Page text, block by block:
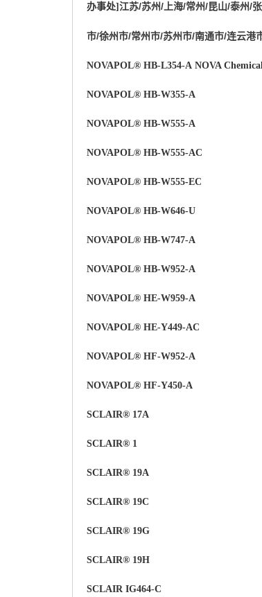
办事处] 江苏/苏州/上海/常州/昆山/泰州/
市/徐州市/常州市/苏州市/南通市/连云港
NOVAPOL® HB-L354-A NOVA
NOVAPOL® HB-W355-A
NOVAPOL® HB-W555-A
NOVAPOL® HB-W555-AC
NOVAPOL® HB-W555-EC
NOVAPOL® HB-W646-U
NOVAPOL® HB-W747-A
NOVAPOL® HB-W952-A
NOVAPOL® HE-W959-A
NOVAPOL® HE-Y449-AC
NOVAPOL® HF-W952-A
NOVAPOL® HF-Y450-A
SCLAIR® 17A
SCLAIR® 1
SCLAIR® 19A
SCLAIR® 19C
SCLAIR® 19G
SCLAIR® 19H
SCLAIR IG464-C